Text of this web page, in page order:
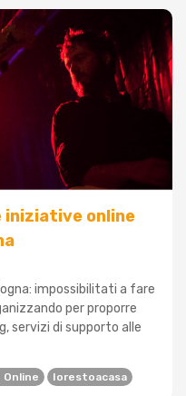
iniziative online
impossibilitati a fare
per proporre
servizi di supporto alle
Iorestoacasa